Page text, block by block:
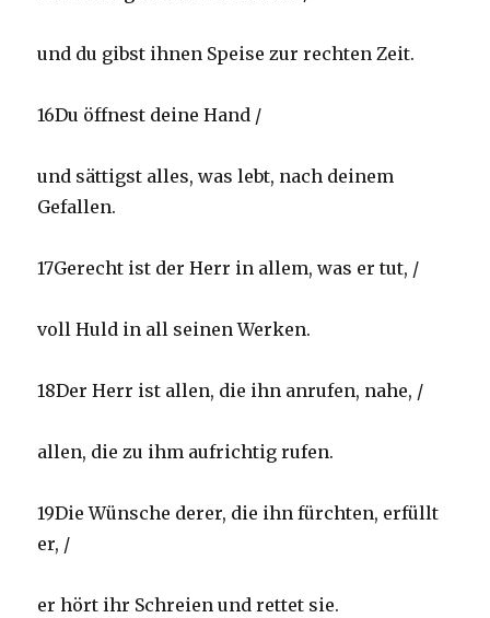
und du gibst ihnen Speise zur rechten Zeit.
16Du öffnest deine Hand /
und sättigst alles, was lebt, nach deinem
Gefallen.
17Gerecht ist der Herr in allem, was er tut, /
voll Huld in all seinen Werken.
18Der Herr ist allen, die ihn anrufen, nahe, /
allen, die zu ihm aufrichtig rufen.
19Die Wünsche derer, die ihn fürchten, erfüllt
er, /
er hört ihr Schreien und rettet sie.